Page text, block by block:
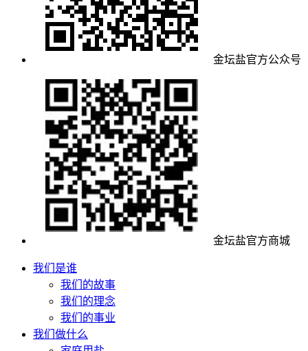
金坛盐官方公众号
金坛盐官方商城
我们是谁
我们的故事
我们的理念
我们的事业
我们做什么